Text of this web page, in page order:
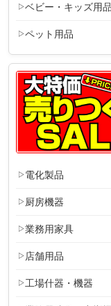
ベビー・キッズ用品
ペット用品
電化製品
厨房機器
業務用家具
店舗用品
工場什器・機器